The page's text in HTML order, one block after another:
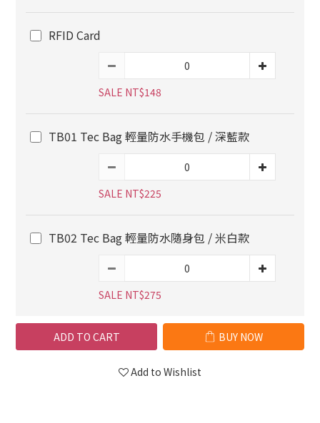
RFID Card
SALE NT$148
TB01 Tec Bag 輕量防水手機包 / 深藍款
SALE NT$225
TB02 Tec Bag 輕量防水隨身包 / 米白款
SALE NT$275
ADD TO CART BUY NOW
Add to Wishlist